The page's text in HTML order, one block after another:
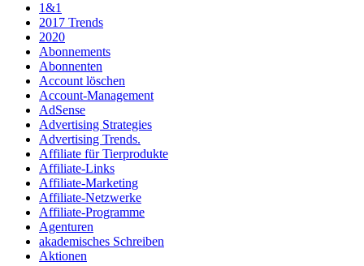
1&1
2017 Trends
2020
Abonnements
Abonnenten
Account löschen
Account-Management
AdSense
Advertising Strategies
Advertising Trends.
Affiliate für Tierprodukte
Affiliate-Links
Affiliate-Marketing
Affiliate-Netzwerke
Affiliate-Programme
Agenturen
akademisches Schreiben
Aktionen